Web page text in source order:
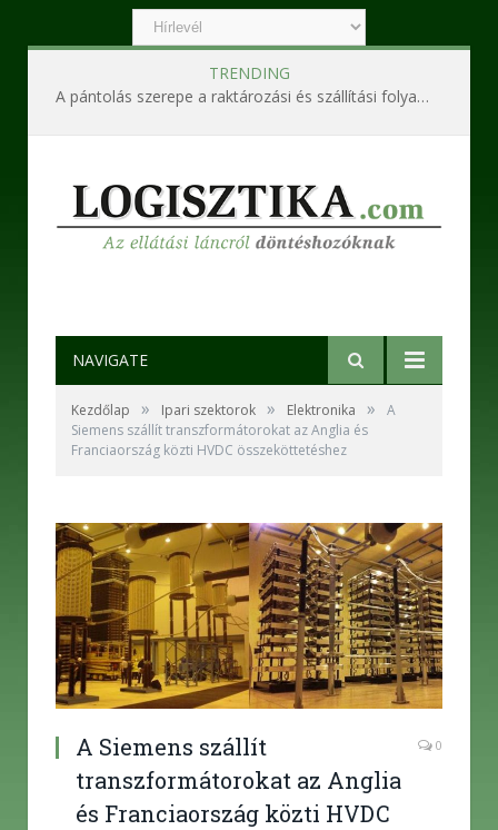
TRENDING
A pántolás szerepe a raktározási és szállítási folyamatokban
NAVIGATE
Kezdőlap » Ipari szektorok » Elektronika »
A
Siemens szállít transzformátorokat az Anglia és
Franciaország közti HVDC összeköttetéshez
A Siemens szállít
transzformátorokat az Anglia
és Franciaország közti HVDC
0